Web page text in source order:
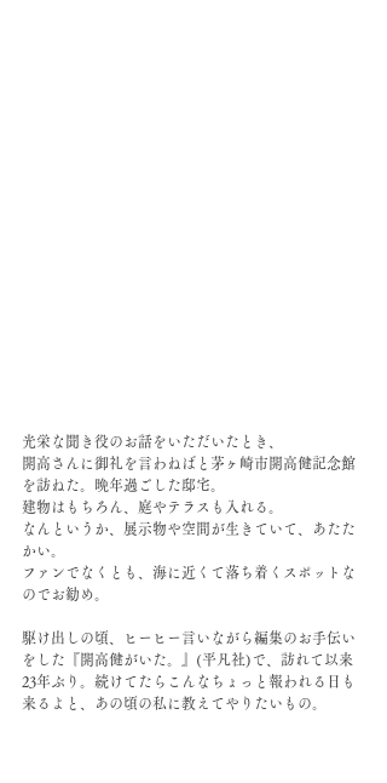
光栄な聞き役のお話をいただいたとき、
開高さんに御礼を言わねばと茅ヶ崎市開高健記念館
を訪ねた。晩年過ごした邸宅。
建物はもちろん、庭やテラスも入れる。
なんというか、展示物や空間が生きていて、あたた
かい。
ファンでなくとも、海に近くて落ち着くスポットな
のでお勧め。
駆け出しの頃、ヒーヒー言いながら編集のお手伝い
をした『開高健がいた。』(平凡社)で、訪れて以来
23年ぶり。続けてたらこんなちょっと報われる日も
来るよと、あの頃の私に教えてやりたいもの。